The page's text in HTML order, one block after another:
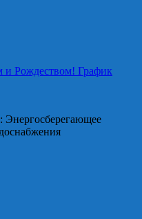
и Рождеством! График